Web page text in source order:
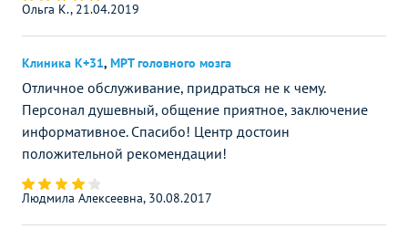
Ольга К., 21.04.2019
Клиника К+31, МРТ головного мозга
Отличное обслуживание, придраться не к чему.
Персонал душевный, общение приятное, заключение
информативное. Спасибо! Центр достоин
положительной рекомендации!
Людмила Алексеевна, 30.08.2017